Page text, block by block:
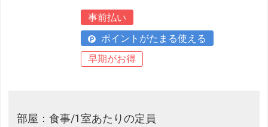
事前払い
ポイントがたまる使える
早期がお得
部屋：食事/1室あたりの定員